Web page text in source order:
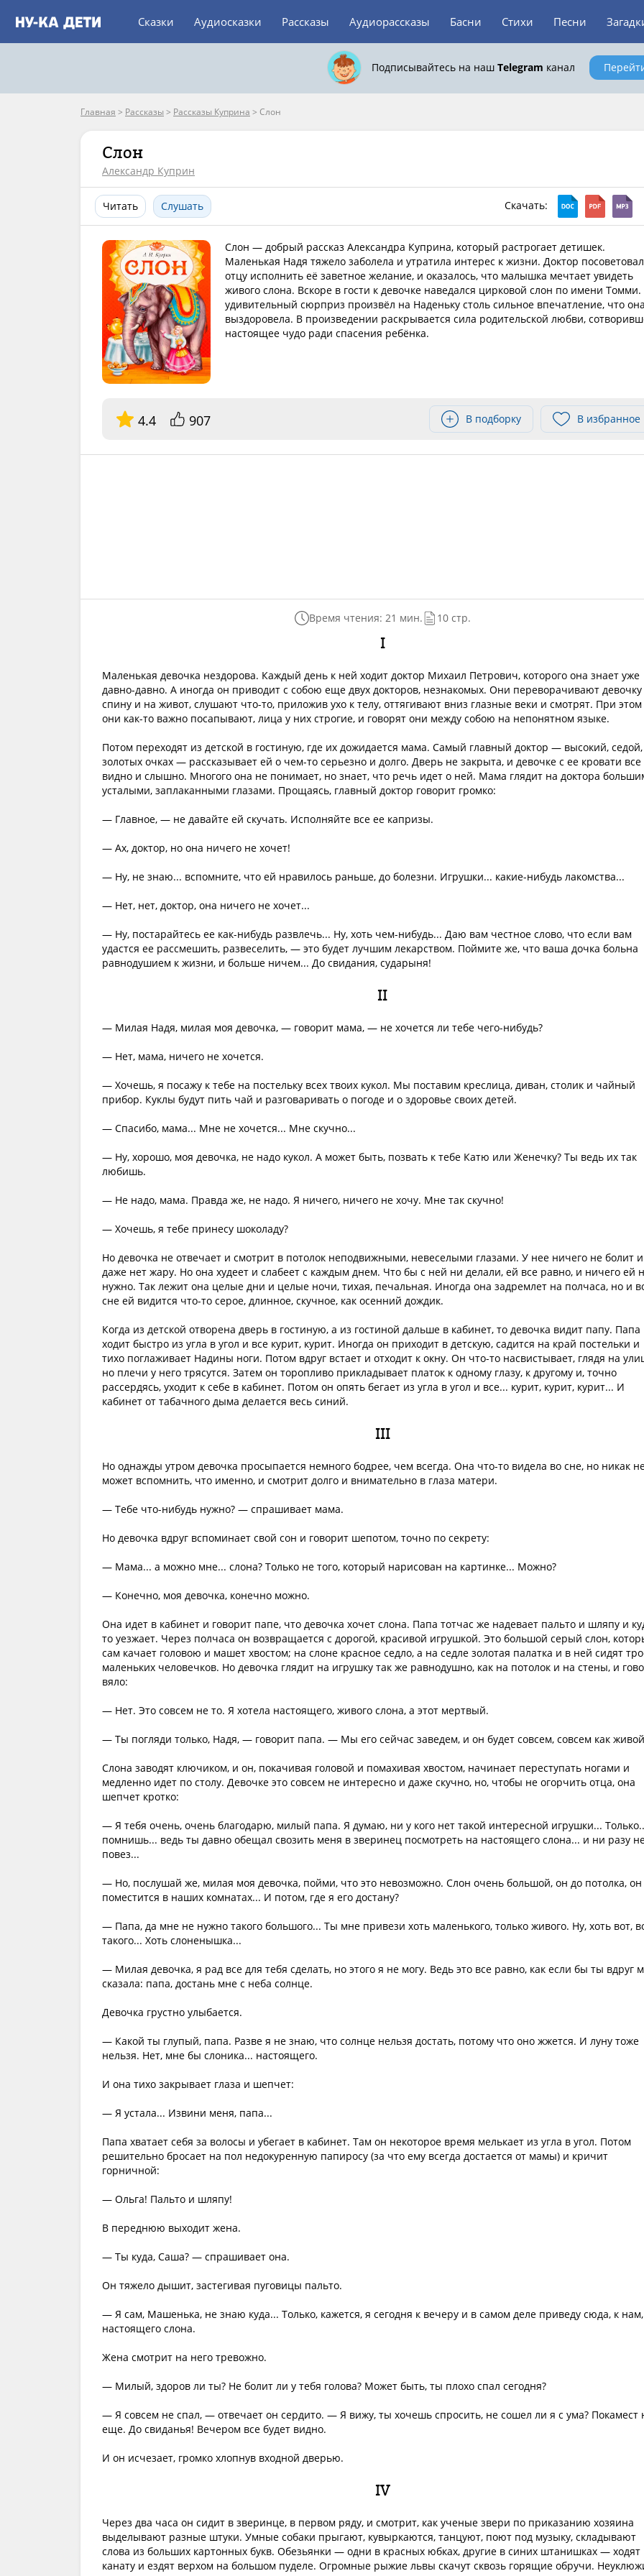
Сказки Аудиосказки Рассказы Аудиорассказы Басни Стихи Песни
Подписывайтесь на наш Telegram канал
Главная > Рассказы > Рассказы Куприна > Слон
Слон
Александр Куприн
Читать Слушать Скачать:
Слон — добрый рассказ Александра Куприна, который растрогает детишек.
Маленькая Надя тяжело заболела и утратила интерес к жизни. Доктор посоветовал
отцу исполнить её заветное желание, и оказалось, что малышка мечтает увидеть
живого слона. Вскоре в гости к девочке наведался цирковой слон по имени Томми.
удивительный сюрприз произвёл на Наденьку столь сильное впечатление, что
выздоровела. В произведении раскрывается сила родительской любви,
настоящее чудо ради спасения ребёнка.
4.4 907 В подборку В избранное
Время чтения: 21 мин. 10 стр.
I
Маленькая девочка нездорова. Каждый день к ней ходит доктор Михаил Петрович, которого она знает уже
давно-давно. А иногда он приводит с собою еще двух докторов, незнакомых. Они переворачивают
спину и на живот, слушают что-то, приложив ухо к телу, оттягивают вниз глазные веки и смотрят. При этом
они как-то важно посапывают, лица у них строгие, и говорят они между собою на непонятном языке.
Потом переходят из детской в гостиную, где их дожидается мама. Самый главный доктор — высокий,
золотых очках — рассказывает ей о чем-то серьезно и долго. Дверь не закрыта, и девочке с ее кровати все
видно и слышно. Многого она не понимает, но знает, что речь идет о ней. Мама глядит на доктора
усталыми, заплаканными глазами. Прощаясь, главный доктор говорит громко:
— Главное, — не давайте ей скучать. Исполняйте все ее капризы.
— Ах, доктор, но она ничего не хочет!
— Ну, не знаю... вспомните, что ей нравилось раньше, до болезни. Игрушки... какие-нибудь лакомства...
— Нет, нет, доктор, она ничего не хочет...
— Ну, постарайтесь ее как-нибудь развлечь... Ну, хоть чем-нибудь... Даю вам честное слово, что если вам
удастся ее рассмешить, развеселить, — это будет лучшим лекарством. Поймите же, что ваша дочка больна
равнодушием к жизни, и больше ничем... До свидания, сударыня!
II
— Милая Надя, милая моя девочка, — говорит мама, — не хочется ли тебе чего-нибудь?
— Нет, мама, ничего не хочется.
— Хочешь, я посажу к тебе на постельку всех твоих кукол. Мы поставим креслица, диван, столик и чайный
прибор. Куклы будут пить чай и разговаривать о погоде и о здоровье своих детей.
— Спасибо, мама... Мне не хочется... Мне скучно...
— Ну, хорошо, моя девочка, не надо кукол. А может быть, позвать к тебе Катю или Женечку? Ты ведь их так
любишь.
— Не надо, мама. Правда же, не надо. Я ничего, ничего не хочу. Мне так скучно!
— Хочешь, я тебе принесу шоколаду?
Но девочка не отвечает и смотрит в потолок неподвижными, невеселыми глазами. У нее ничего не болит и
даже нет жару. Но она худеет и слабеет с каждым днем. Что бы с ней ни делали, ей все равно, и ничего ей
нужно. Так лежит она целые дни и целые ночи, тихая, печальная. Иногда она задремлет на полчаса, но и
сне ей видится что-то серое, длинное, скучное, как осенний дождик.
Когда из детской отворена дверь в гостиную, а из гостиной дальше в кабинет, то девочка видит папу. Папа
ходит быстро из угла в угол и все курит, курит. Иногда он приходит в детскую, садится на край постельки и
тихо поглаживает Надины ноги. Потом вдруг встает и отходит к окну. Он что-то насвистывает, глядя на
но плечи у него трясутся. Затем он торопливо прикладывает платок к одному глазу, к другому и, точно
рассердясь, уходит к себе в кабинет. Потом он опять бегает из угла в угол и все... курит, курит, курит... И
кабинет от табачного дыма делается весь синий.
III
Но однажды утром девочка просыпается немного бодрее, чем всегда. Она что-то видела во сне, но никак
может вспомнить, что именно, и смотрит долго и внимательно в глаза матери.
— Тебе что-нибудь нужно? — спрашивает мама.
Но девочка вдруг вспоминает свой сон и говорит шепотом, точно по секрету:
— Мама... а можно мне... слона? Только не того, который нарисован на картинке... Можно?
— Конечно, моя девочка, конечно можно.
Она идет в кабинет и говорит папе, что девочка хочет слона. Папа тотчас же надевает пальто и шляпу и
то уезжает. Через полчаса он возвращается с дорогой, красивой игрушкой. Это большой серый слон,
сам качает головою и машет хвостом; на слоне красное седло, а на седле золотая палатка и в ней сидят
маленьких человечков. Но девочка глядит на игрушку так же равнодушно, как на потолок и на стены, и
вяло:
— Нет. Это совсем не то. Я хотела настоящего, живого слона, а этот мертвый.
— Ты погляди только, Надя, — говорит папа. — Мы его сейчас заведем, и он будет совсем, совсем как
Слона заводят ключиком, и он, покачивая головой и помахивая хвостом, начинает переступать ногами и
медленно идет по столу. Девочке это совсем не интересно и даже скучно, но, чтобы не огорчить отца, она
шепчет кротко:
— Я тебя очень, очень благодарю, милый папа. Я думаю, ни у кого нет такой интересной игрушки...
помнишь... ведь ты давно обещал свозить меня в зверинец посмотреть на настоящего слона... и ни разу
повез...
— Но, послушай же, милая моя девочка, пойми, что это невозможно. Слон очень большой, он до потолка,
поместится в наших комнатах... И потом, где я его достану?
— Папа, да мне не нужно такого большого... Ты мне привези хоть маленького, только живого. Ну, хоть вот,
такого... Хоть слоненышка...
— Милая девочка, я рад все для тебя сделать, но этого я не могу. Ведь это все равно, как если бы ты вдруг
сказала: папа, достань мне с неба солнце.
Девочка грустно улыбается.
— Какой ты глупый, папа. Разве я не знаю, что солнце нельзя достать, потому что оно жжется. И луну тоже
нельзя. Нет, мне бы слоника... настоящего.
И она тихо закрывает глаза и шепчет:
— Я устала... Извини меня, папа...
Папа хватает себя за волосы и убегает в кабинет. Там он некоторое время мелькает из угла в угол. Потом
решительно бросает на пол недокуренную папиросу (за что ему всегда достается от мамы) и кричит
горничной:
— Ольга! Пальто и шляпу!
В переднюю выходит жена.
— Ты куда, Саша? — спрашивает она.
Он тяжело дышит, застегивая пуговицы пальто.
— Я сам, Машенька, не знаю куда... Только, кажется, я сегодня к вечеру и в самом деле приведу сюда, к нам,
настоящего слона.
Жена смотрит на него тревожно.
— Милый, здоров ли ты? Не болит ли у тебя голова? Может быть, ты плохо спал сегодня?
— Я совсем не спал, — отвечает он сердито. — Я вижу, ты хочешь спросить, не сошел ли я с ума? Покамест
еще. До свиданья! Вечером все будет видно.
И он исчезает, громко хлопнув входной дверью.
IV
Через два часа он сидит в зверинце, в первом ряду, и смотрит, как ученые звери по приказанию хозяина
выделывают разные штуки. Умные собаки прыгают, кувыркаются, танцуют, поют под музыку, складывают
слова из больших картонных букв. Обезьянки — одни в красных юбках, другие в синих штанишках — ходят
канату и ездят верхом на большом пуделе. Огромные рыжие львы скачут сквозь горящие обручи.